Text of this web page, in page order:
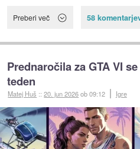
Preberi več 58
Prednaročila za GTA VI
teden
Matej Huš ::20. jun 2026ob 09:12 Igre